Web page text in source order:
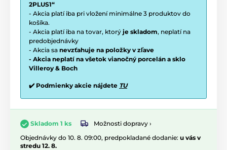
2PLUS1“
- Akcia platí iba pri vložení minimálne 3 produktov do
košíka.
- Akcia platí iba na tovar, ktorý je skladom, neplatí na
predobjednávky
- Akcia sa nevzťahuje na položky v zľave
- Akcia neplatí na všetok vianočný porcelán a sklo
Villeroy & Boch
✔️ Podmienky akcie nájdete TU
Skladom 1 ks
Možnosti dopravy ›
Objednávky do 10. 8. 09:00, predpokladané dodanie: u vás v
stredu 12. 8.